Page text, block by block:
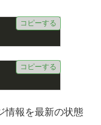
コピーする
コピーする
情報を最新の状態